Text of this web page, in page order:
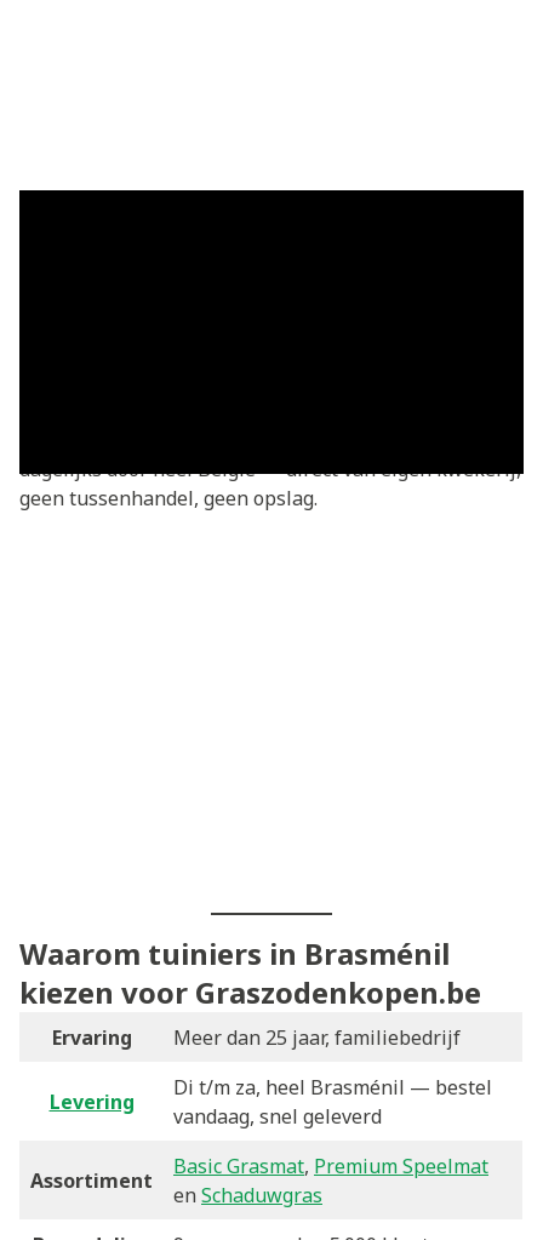
dagelijks door heel België — direct van eigen kwekerij,
geen tussenhandel, geen opslag.
Waarom tuiniers in Brasménil
kiezen voor Graszodenkopen.be
Ervaring Meer dan 25 jaar, familiebedrijf
Levering
Di t/m za, heel Brasménil — bestel
vandaag, snel geleverd
Assortiment
Basic Grasmat, Premium Speelmat
en Schaduwgras